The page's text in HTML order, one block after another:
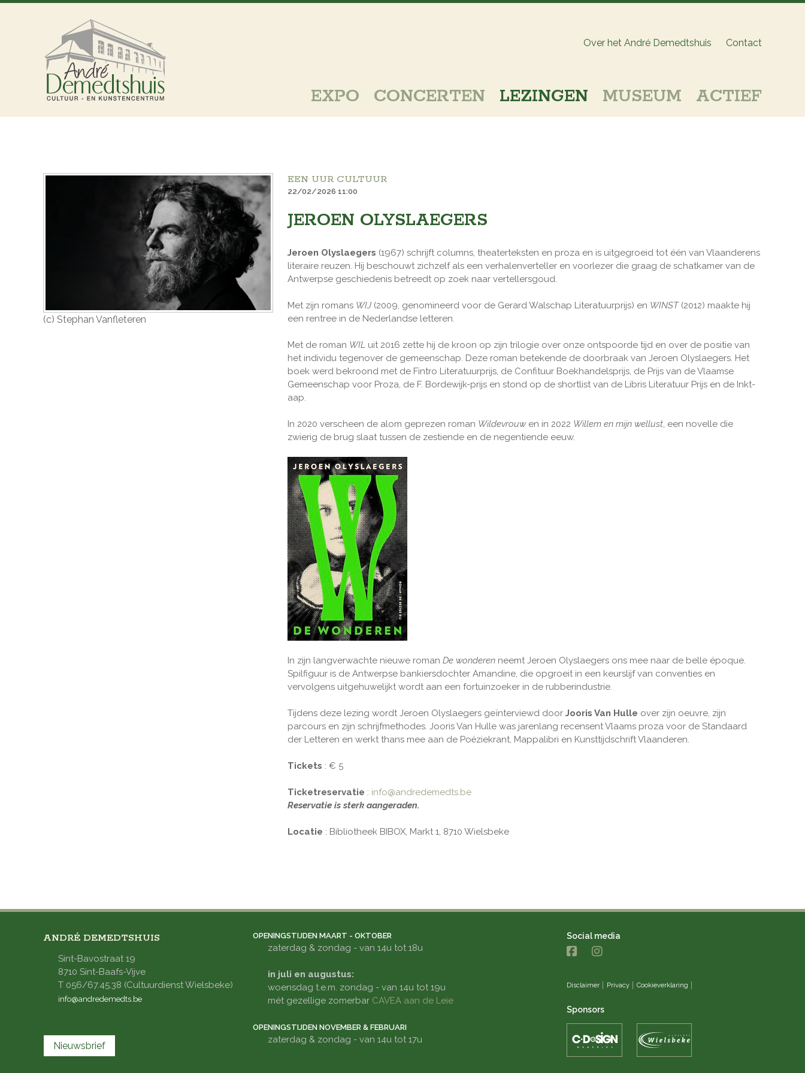
Over het André Demedtshuis Contact
EXPO CONCERTEN LEZINGEN MUSEUM ACTIEF
(c) Stephan Vanfleteren
EEN UUR CULTUUR
22/02/2026 11:00
JEROEN OLYSLAEGERS
Jeroen Olyslaegers (1967) schrijft columns, theaterteksten en proza en is uitgegroeid tot één van Vlaanderens
literaire reuzen. Hij beschouwt zichzelf als een verhalenverteller en voorlezer die graag de schatkamer van de
Antwerpse geschiedenis betreedt op zoek naar vertellersgoud.
Met zijn romans WIJ (2009, genomineerd voor de Gerard Walschap Literatuurprijs) en WINST (2012) maakte hij
een rentree in de Nederlandse letteren.
Met de roman WIL uit 2016 zette hij de kroon op zijn trilogie over onze ontspoorde tijd en over de positie van
het individu tegenover de gemeenschap. Deze roman betekende de doorbraak van Jeroen Olyslaegers. Het
boek werd bekroond met de Fintro Literatuurprijs, de Confituur Boekhandelsprijs, de Prijs van de Vlaamse
Gemeenschap voor Proza, de F. Bordewijk-prijs en stond op de shortlist van de Libris Literatuur Prijs en de Inkt-
aap.
In 2020 verscheen de alom geprezen roman Wildevrouw en in 2022 Willem en mijn wellust, een novelle die
zwierig de brug slaat tussen de zestiende en de negentiende eeuw.
In zijn langverwachte nieuwe roman De wonderen neemt Jeroen Olyslaegers ons mee naar de belle époque.
Spilfiguur is de Antwerpse bankiersdochter Amandine, die opgroeit in een keurslijf van conventies en
vervolgens uitgehuwelijkt wordt aan een fortuinzoeker in de rubberindustrie.
Tijdens deze lezing wordt Jeroen Olyslaegers geïnterviewd door Jooris Van Hulle over zijn oeuvre, zijn
parcours en zijn schrijfmethodes. Jooris Van Hulle was jarenlang recensent Vlaams proza voor de Standaard
der Letteren en werkt thans mee aan de Poëziekrant, Mappalibri en Kunsttijdschrift Vlaanderen.
Tickets : € 5
Ticketreservatie : info@andredemedts.be
Reservatie is sterk aangeraden.
Locatie : Bibliotheek BIBOX, Markt 1, 8710 Wielsbeke
ANDRÉ DEMEDTSHUIS
Sint-Bavostraat 19
8710 Sint-Baafs-Vijve
T 056/67.45.38 (Cultuurdienst Wielsbeke)
info@andredemedts.be
Nieuwsbrief
OPENINGSTIJDEN MAART - OKTOBER
zaterdag & zondag - van 14u tot 18u
in juli en augustus:
woensdag t.e.m. zondag - van 14u tot 19u
mét gezellige zomerbar CAVEA aan de Leie
OPENINGSTIJDEN NOVEMBER & FEBRUARI
zaterdag & zondag - van 14u tot 17u
Social media
Disclaimer Privacy Cookieverklaring
Sponsors